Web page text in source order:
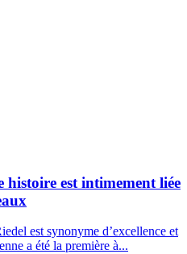
est intimement liée
est synonyme d’excellence et
a été la première à...